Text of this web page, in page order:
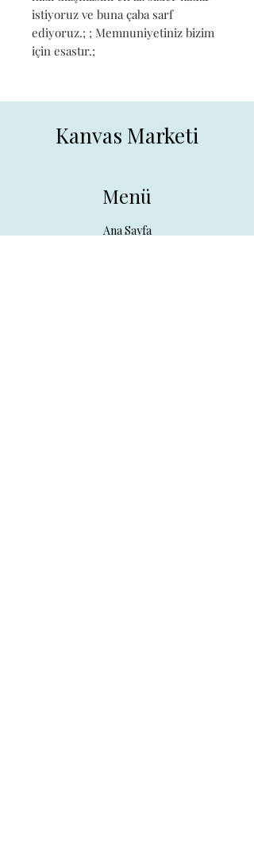
istiyoruz ve buna çaba sarf
ediyoruz.; ; Memnuniyetiniz bizim
için esastır.;
Kanvas Marketi
Menü
Ana Sayfa